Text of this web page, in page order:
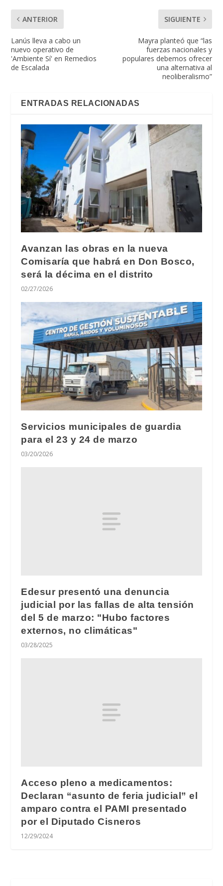
ANTERIOR
Lanús lleva a cabo un
nuevo operativo de
'Ambiente Sí' en Remedios
de Escalada
SIGUIENTE
Mayra planteó que “las
fuerzas nacionales y
populares debemos ofrecer
una alternativa al
neoliberalismo”
ENTRADAS RELACIONADAS
Avanzan las obras en la nueva
Comisaría que habrá en Don Bosco,
será la décima en el distrito
02/27/2026
Servicios municipales de guardia
para el 23 y 24 de marzo
03/20/2026
Edesur presentó una denuncia
judicial por las fallas de alta tensión
del 5 de marzo: "Hubo factores
externos, no climáticas"
03/28/2025
Acceso pleno a medicamentos:
Declaran “asunto de feria judicial” el
amparo contra el PAMI presentado
por el Diputado Cisneros
12/29/2024